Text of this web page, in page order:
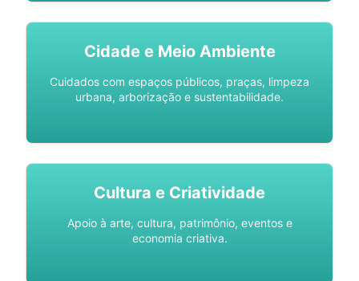
Cidade e Meio Ambiente
Cuidados com espaços públicos, praças, limpeza
urbana, arborização e sustentabilidade.
Cultura e Criatividade
Apoio à arte, cultura, patrimônio, eventos e
economia criativa.